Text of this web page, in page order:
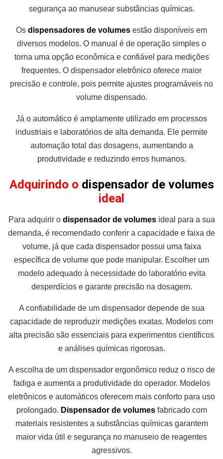
segurança ao manusear substâncias químicas.
Os dispensadores de volumes estão disponíveis em
diversos modelos. O manual é de operação simples o
torna uma opção econômica e confiável para medições
frequentes. O dispensador eletrônico oferece maior
precisão e controle, pois permite ajustes programáveis no
volume dispensado.
Já o automático é amplamente utilizado em processos
industriais e laboratórios de alta demanda. Ele permite
automação total das dosagens, aumentando a
produtividade e reduzindo erros humanos.
Adquirindo o dispensador de volumes
ideal
Para adquirir o dispensador de volumesideal para a sua
demanda, é recomendado conferir a capacidade e faixa de
volume, já que cada dispensador possui uma faixa
específica de volume que pode manipular. Escolher um
modelo adequado à necessidade do laboratório evita
desperdícios e garante precisão na dosagem.
A confiabilidade de um dispensador depende de sua
capacidade de reproduzir medições exatas. Modelos com
alta precisão são essenciais para experimentos científicos
e análises químicas rigorosas.
A escolha de um dispensador ergonômico reduz o risco de
fadiga e aumenta a produtividade do operador. Modelos
eletrônicos e automáticos oferecem mais conforto para uso
prolongado. Dispensador de volumesfabricado com
materiais resistentes a substâncias químicas garantem
maior vida útil e segurança no manuseio de reagentes
agressivos.